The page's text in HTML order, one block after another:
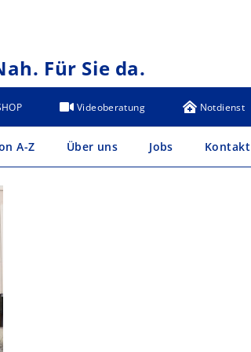
Für Sie da.
Videoberatung Notdienst
A-Z Über uns Jobs Kontakt